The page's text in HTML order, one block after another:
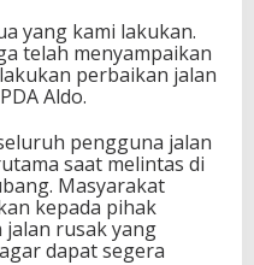
yang kami lakukan.
telah menyampaikan
perbaikan jalan
Aldo.
pengguna jalan
saat melintas di
Masyarakat
kepada pihak
rusak yang
dapat segera